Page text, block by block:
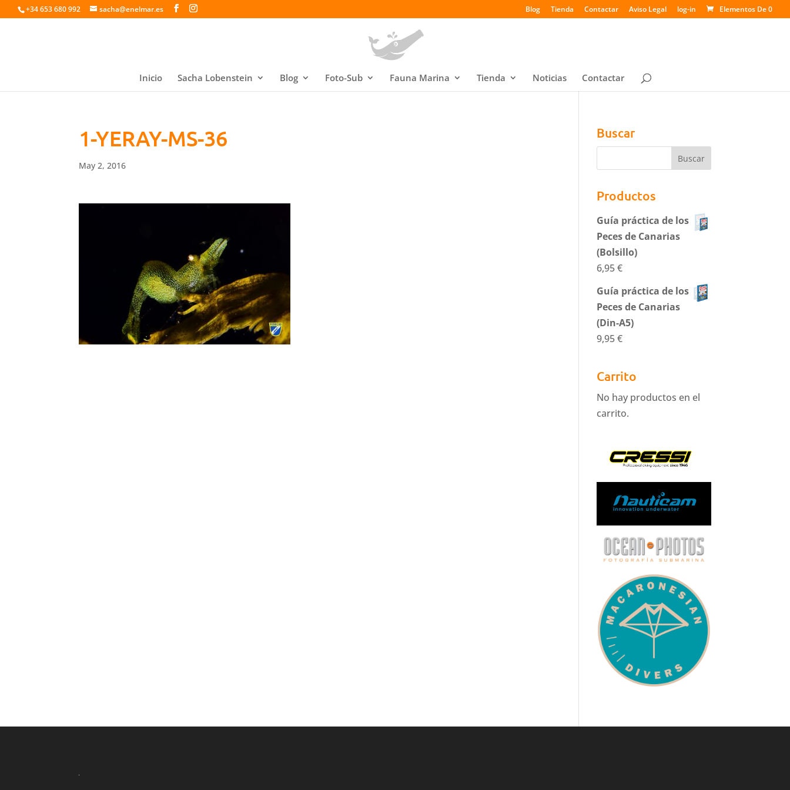
+34 653 680 992 sacha@enelmar.es Blog Tienda Contactar Aviso Legal log-in Elementos De 0
Inicio Sacha Lobenstein Blog Foto-Sub Fauna Marina Tienda Noticias Contactar
1-YERAY-MS-36
May 2, 2016
Buscar
Productos
Guía práctica de los
Peces de Canarias
(Bolsillo)
6,95€
Guía práctica de los
Peces de Canarias
(Din-A5)
9,95€
Carrito
No hay productos en el
carrito.